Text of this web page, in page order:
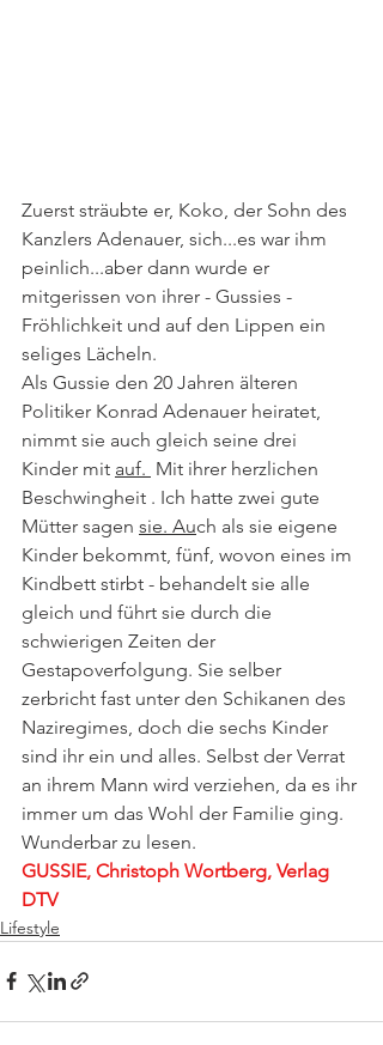
Zuerst sträubte er, Koko, der Sohn des
Kanzlers Adenauer, sich...es war ihm
peinlich...aber dann wurde er
mitgerissen von ihrer - Gussies -
Fröhlichkeit und auf den Lippen ein
seliges Lächeln.
Als Gussie den 20 Jahren älteren
Politiker Konrad Adenauer heiratet,
nimmt sie auch gleich seine drei
Kinder mit auf. Mit ihrer herzlichen
Beschwingheit . Ich hatte zwei gute
Mütter sagen sie. Auch als sie eigene
Kinder bekommt, fünf, wovon eines im
Kindbett stirbt - behandelt sie alle
gleich und führt sie durch die
schwierigen Zeiten der
Gestapoverfolgung. Sie selber
zerbricht fast unter den Schikanen des
Naziregimes, doch die sechs Kinder
sind ihr ein und alles. Selbst der Verrat
an ihrem Mann wird verziehen, da es ihr
immer um das Wohl der Familie ging.
Wunderbar zu lesen.
GUSSIE, Christoph Wortberg, Verlag
DTV
Lifestyle